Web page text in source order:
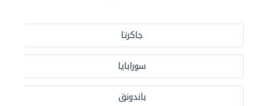
جاكرتا
سورابايا
باندونق